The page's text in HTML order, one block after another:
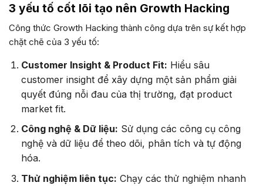
3 yếu tố cốt lõi tạo nên Growth Hacking
Công thức Growth Hacking thành công dựa trên sự kết hợp
chặt chẽ của 3 yếu tố:
Customer Insight & Product Fit: Hiểu sâu
customer insight để xây dựng một sản phẩm giải
quyết đúng nỗi đau của thị trường, đạt product
market fit.
Công nghệ & Dữ liệu: Sử dụng các công cụ công
nghệ và dữ liệu để theo dõi, phân tích và tự động
hóa.
Thử nghiệm liên tục: Chạy các thử nghiệm nhanh